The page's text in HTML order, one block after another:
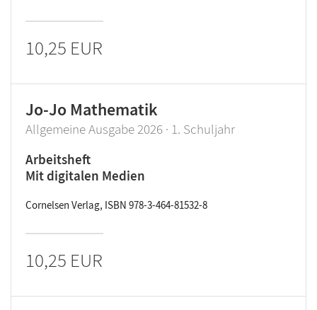
10,25 EUR
Jo-Jo Mathematik
Allgemeine Ausgabe 2026 · 1. Schuljahr
Arbeitsheft
Mit digitalen Medien
Cornelsen Verlag, ISBN 978-3-464-81532-8
10,25 EUR